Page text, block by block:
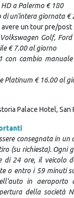
a Palermo € 180
di un'intera giornata €
avere un tour pre/post
Golf,
€ 7.00 al giorno
con cambio
Platinum € 16.00 al
Palace Hotel, San
consegnata in
(su richiesta). Ogni
di 24 ore, il veicolo
o entro i 59 minuti
in aeroporto
della società